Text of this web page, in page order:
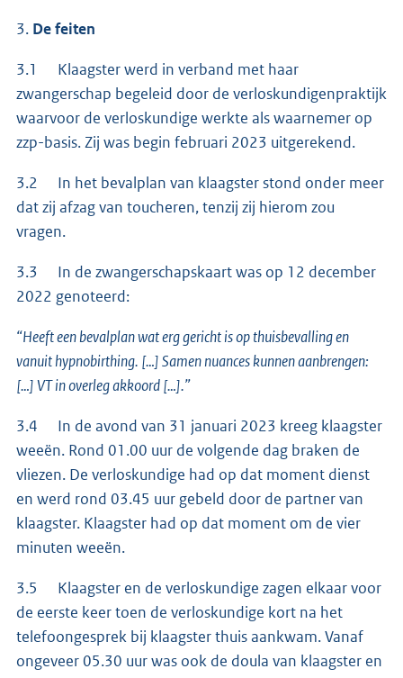
3. De feiten
3.1 Klaagster werd in verband met haar
zwangerschap begeleid door de verloskundigenpraktijk
waarvoor de verloskundige werkte als waarnemer op
zzp-basis. Zij was begin februari 2023 uitgerekend.
3.2 In het bevalplan van klaagster stond onder meer
dat zij afzag van toucheren, tenzij zij hierom zou
vragen.
3.3 In de zwangerschapskaart was op 12 december
2022 genoteerd:
“Heeft een bevalplan wat erg gericht is op thuisbevalling en
vanuit hypnobirthing. […] Samen nuances kunnen aanbrengen:
[…] VT in overleg akkoord […].”
3.4 In de avond van 31 januari 2023 kreeg klaagster
weeën. Rond 01.00 uur de volgende dag braken de
vliezen. De verloskundige had op dat moment dienst
en werd rond 03.45 uur gebeld door de partner van
klaagster. Klaagster had op dat moment om de vier
minuten weeën.
3.5 Klaagster en de verloskundige zagen elkaar voor
de eerste keer toen de verloskundige kort na het
telefoongesprek bij klaagster thuis aankwam. Vanaf
ongeveer 05.30 uur was ook de doula van klaagster en